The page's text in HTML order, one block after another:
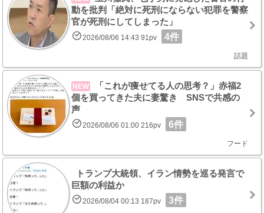
動を批判「絶対に死刑にならない犯罪を警察
官が死刑にしてしまった」
2026/08/06 14:43 91pv 4件
話題
NEW
「これが痩せてる人の思考？」赤福2
個を買ってきた夫に妻驚き SNSで共感の
声
2026/08/06 01:00 216pv 6件
フード
トランプ大統領、イラン情勢を巡る発言で
巨額の利益か
2026/08/04 00:13 187pv 3件